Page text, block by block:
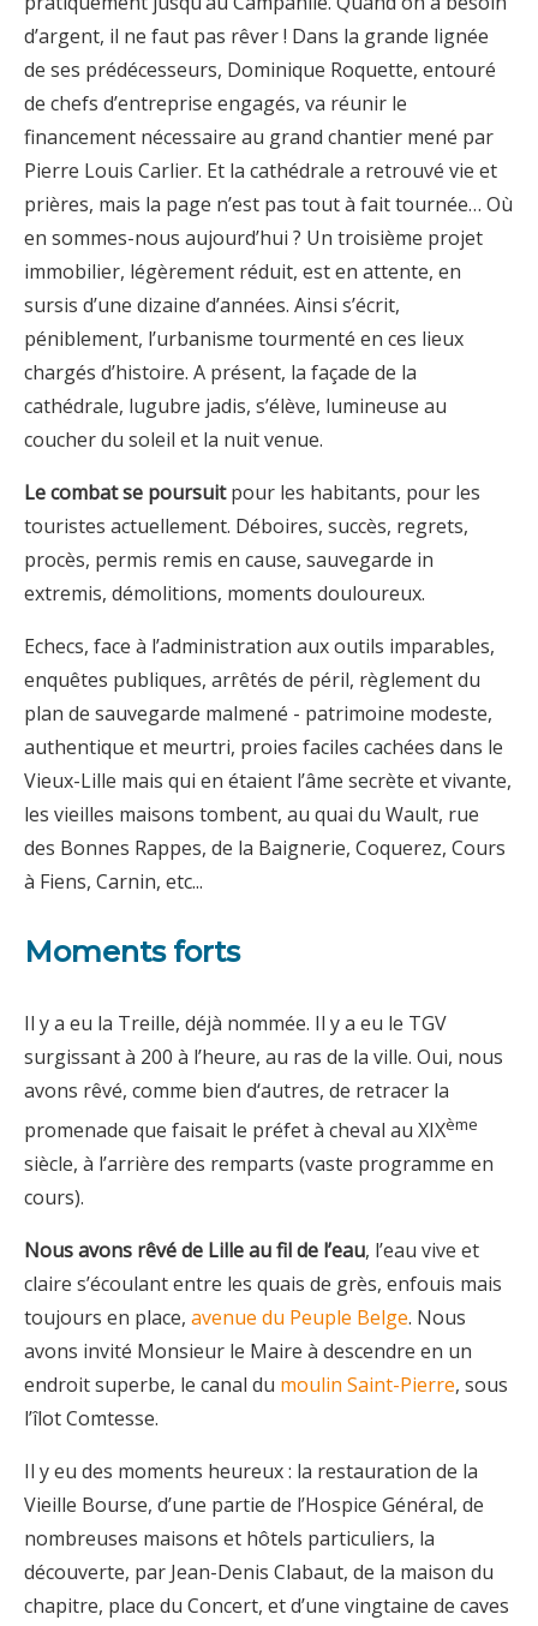
d’argent, il ne faut pas rêver ! Dans la grande lignée
de ses prédécesseurs, Dominique Roquette, entouré
de chefs d’entreprise engagés, va réunir le
financement nécessaire au grand chantier mené par
Pierre Louis Carlier. Et la cathédrale a retrouvé vie et
prières, mais la page n’est pas tout à fait tournée… Où
en sommes-nous aujourd’hui ? Un troisième projet
immobilier, légèrement réduit, est en attente, en
sursis d’une dizaine d’années. Ainsi s’écrit,
péniblement, l’urbanisme tourmenté en ces lieux
chargés d’histoire. A présent, la façade de la
cathédrale, lugubre jadis, s’élève, lumineuse au
coucher du soleil et la nuit venue.
Le combat se poursuitpour les habitants, pour les
touristes actuellement. Déboires, succès, regrets,
procès, permis remis en cause, sauvegarde in
extremis, démolitions, moments douloureux.
Echecs, face à l’administration aux outils imparables,
enquêtes publiques, arrêtés de péril, règlement du
plan de sauvegarde malmené - patrimoine modeste,
authentique et meurtri, proies faciles cachées dans le
Vieux-Lille mais qui en étaient l’âme secrète et vivante,
les vieilles maisons tombent, au quai du Wault, rue
des Bonnes Rappes, de la Baignerie, Coquerez, Cours
à Fiens, Carnin, etc...
Moments forts
Il y a eu la Treille, déjà nommée. Il y a eu le TGV
surgissant à 200 à l’heure, au ras de la ville. Oui, nous
avons rêvé, comme bien d‘autres, de retracer la
promenade que faisait le préfet à cheval au XIXème
siècle, à l’arrière des remparts (vaste programme en
cours).
Nous avons rêvé de Lille au fil de l’eau, l’eau vive et
claire s’écoulant entre les quais de grès, enfouis mais
toujours en place, avenue du Peuple Belge. Nous
avons invité Monsieur le Maire à descendre en un
endroit superbe, le canal du moulin Saint-Pierre, sous
l’îlot Comtesse.
Il y eu des moments heureux : la restauration de la
Vieille Bourse, d’une partie de l’Hospice Général, de
nombreuses maisons et hôtels particuliers, la
découverte, par Jean-Denis Clabaut, de la maison du
chapitre, place du Concert, et d’une vingtaine de caves